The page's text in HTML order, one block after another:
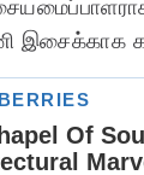
இசைக்காக